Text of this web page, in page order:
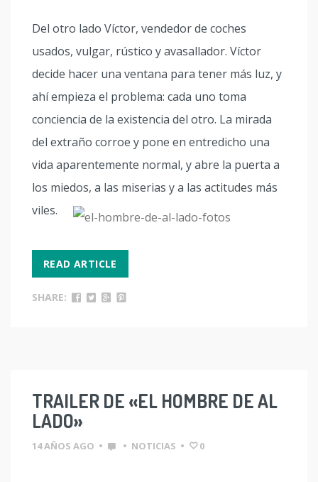
Del otro lado Víctor, vendedor de coches
usados, vulgar, rústico y avasallador. Víctor
decide hacer una ventana para tener más luz, y
ahí empieza el problema: cada uno toma
conciencia de la existencia del otro. La mirada
del extraño corroe y pone en entredicho una
vida aparentemente normal, y abre la puerta a
los miedos, a las miserias y a las actitudes más
viles.
READ ARTICLE
SHARE:
TRAILER DE «EL HOMBRE DE AL
LADO»
14 AÑOS AGO • • NOTICIAS • 0